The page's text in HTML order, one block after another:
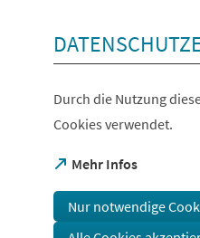
Durch die Nutzung
Cookies verwendet.
Mehr Infos
(Öffnet
einem
neuen
Nur notwendige